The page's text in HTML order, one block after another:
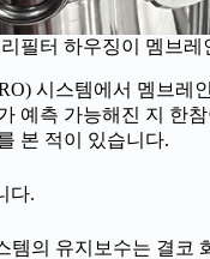
필터 하우징이 멤브
시스템에서 멤브레
예측 가능해진 지 한
본 적이 있습니다.
다.
템의 유지보수는 결코